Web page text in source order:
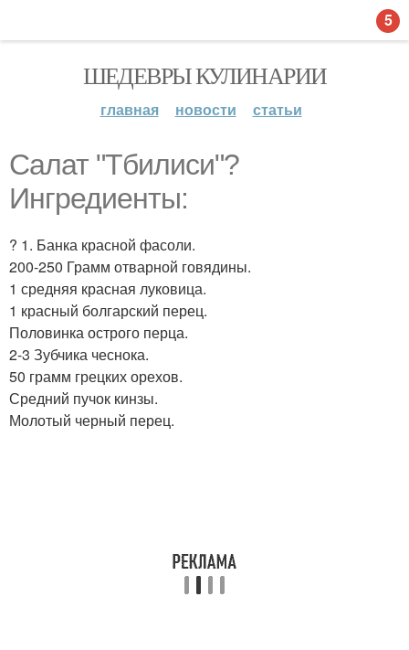
ШЕДЕВРЫ КУЛИНАРИИ
главная новости статьи
Салат "Тбилиси"?
Ингредиенты:
? 1. Банка красной фасоли.
200-250 Грамм отварной говядины.
1 средняя красная луковица.
1 красный болгарский перец.
Половинка острого перца.
2-3 Зубчика чеснока.
50 грамм грецких орехов.
Средний пучок кинзы.
Молотый черный перец.
5